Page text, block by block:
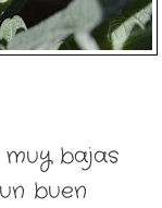
bajas
buen